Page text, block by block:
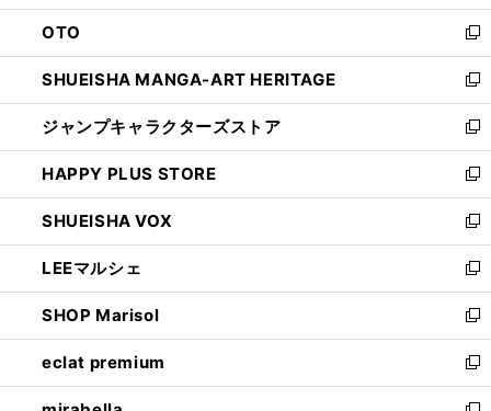
ウ
で
開
く
ン
ド
ウ
で
開
く
OTO
新
し
い
ウ
ィ
ン
ド
ウ
で
開
く
SHUEISHA MANGA-ART HERITAGE
新
し
い
ウ
ィ
ン
ド
ウ
で
開
く
ジャンプキャラクターズストア
新
し
い
ウ
ィ
ン
ド
ウ
で
開
く
HAPPY PLUS STORE
新
し
い
ウ
ィ
ン
ド
ウ
で
開
SHUEISHA VOX
新
し
い
ウ
ィ
ン
ド
ウ
LEEマルシェ
新
し
い
ウ
ィ
ン
SHOP Marisol
新
し
い
ウ
eclat premium
新
し